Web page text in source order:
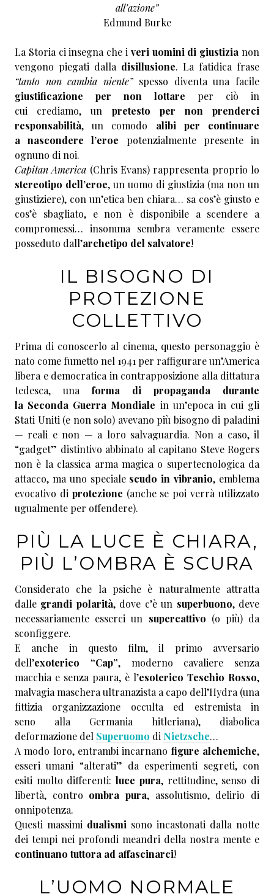
all’azione”
Edmund Burke
La Storia ci insegna che i veri uomini di giustizia non
vengono piegati dalla disillusione. La fatidica frase
“tanto non cambia niente”spesso diventa una facile
giustificazione per non lottare per ciò in
cui crediamo, un pretesto per non prenderci
responsabilità, un comodo alibi per continuare
a nascondere l’eroe potenzialmente presente in
ognuno di noi.
Capitan America (Chris Evans) rappresenta proprio lo
stereotipo dell’eroe, un uomo di giustizia (ma non un
giustiziere), con un’etica ben chiara… sa cos’è giusto e
cos’è sbagliato, e non è disponibile a scendere a
compromessi… insomma sembra veramente essere
posseduto dall’archetipo del salvatore!
IL BISOGNO DI
PROTEZIONE
COLLETTIVO
Prima di conoscerlo al cinema, questo personaggio è
nato come fumetto nel 1941 per raffigurare un’America
libera e democratica in contrapposizione alla dittatura
tedesca, una forma di propaganda durante
la Seconda Guerra Mondiale in un’epoca in cui gli
Stati Uniti (e non solo) avevano più bisogno di paladini
— reali e non — a loro salvaguardia. Non a caso, il
“gadget” distintivo abbinato al capitano Steve Rogers
non è la classica arma magica o supertecnologica da
attacco, ma uno speciale scudo in vibranio, emblema
evocativo di protezione (anche se poi verrà utilizzato
ugualmente per offendere).
PIÙ LA LUCE È CHIARA,
PIÙ L’OMBRA È SCURA
Considerato che la psiche è naturalmente attratta
dalle grandi polarità, dove c’è un superbuono, deve
necessariamente esserci un supercattivo (o più) da
sconfiggere.
E anche in questo film, il primo avversario
dell’exoterico “Cap”, moderno cavaliere senza
macchia e senza paura, è l’esoterico Teschio Rosso,
malvagia maschera ultranazista a capo dell’Hydra (una
fittizia organizzazione occulta ed estremista in
seno alla Germania hitleriana), diabolica
deformazione del Superuomo di Nietzsche…
A modo loro, entrambi incarnano figure alchemiche,
esseri umani “alterati” da esperimenti segreti, con
esiti molto differenti:luce pura, rettitudine, senso di
libertà, contro ombra pura, assolutismo, delirio di
onnipotenza.
Questi massimi dualismi sono incastonati dalla notte
dei tempi nei profondi meandri della nostra mente e
continuano tuttora ad affascinarci!
L’UOMO NORMALE